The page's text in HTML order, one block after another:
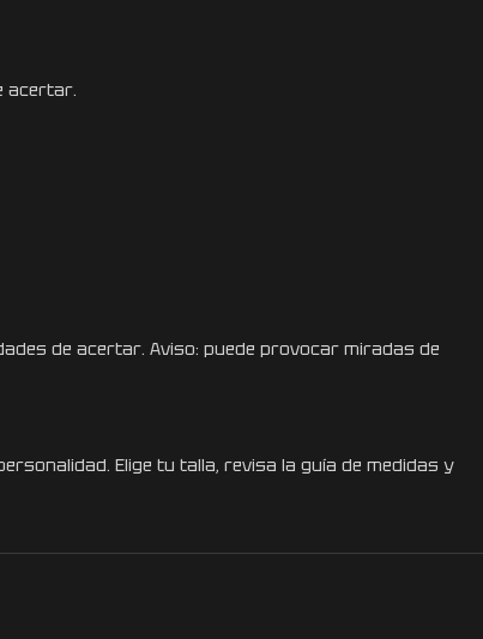
acertar.
de acertar. Aviso: puede provocar miradas de
Elige tu talla, revisa la guía de medidas y